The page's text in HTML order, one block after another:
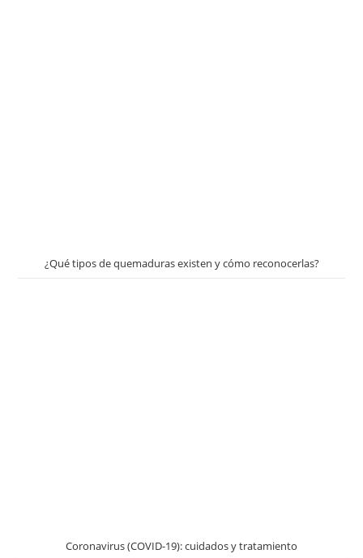
¿Qué tipos de quemaduras existen y cómo reconocerlas?
Coronavirus (COVID-19): cuidados y tratamiento